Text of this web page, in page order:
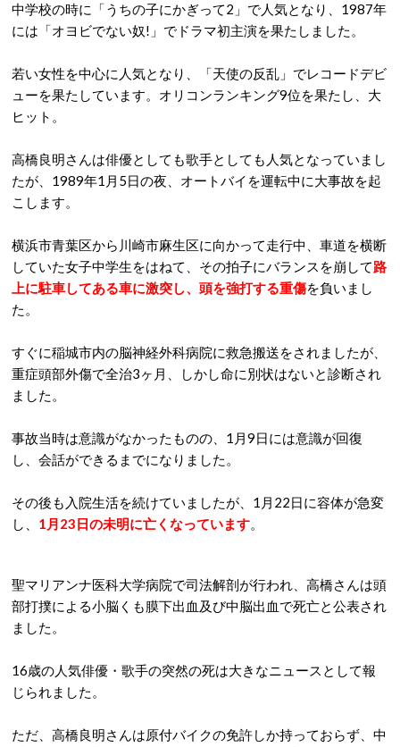
中学校の時に「うちの子にかぎって2」で人気となり、1987年
には「オヨビでない奴!」でドラマ初主演を果たしました。
若い女性を中心に人気となり、「天使の反乱」でレコードデビ
ューを果たしています。オリコンランキング9位を果たし、大
ヒット。
高橋良明さんは俳優としても歌手としても人気となっていまし
たが、1989年1月5日の夜、オートバイを運転中に大事故を起
こします。
横浜市青葉区から川崎市麻生区に向かって走行中、車道を横断
していた女子中学生をはねて、その拍子にバランスを崩して路
上に駐車してある車に激突し、頭を強打する重傷を負いまし
た。
すぐに稲城市内の脳神経外科病院に救急搬送をされましたが、
重症頭部外傷で全治3ヶ月、しかし命に別状はないと診断され
ました。
事故当時は意識がなかったものの、1月9日には意識が回復
し、会話ができるまでになりました。
その後も入院生活を続けていましたが、1月22日に容体が急変
し、 1月23日の未明に亡くなっています。
聖マリアンナ医科大学病院で司法解剖が行われ、高橋さんは頭
部打撲による小脳くも膜下出血及び中脳出血で死亡と公表され
ました。
16歳の人気俳優・歌手の突然の死は大きなニュースとして報
じられました。
ただ、高橋良明さんは原付バイクの免許しか持っておらず、中